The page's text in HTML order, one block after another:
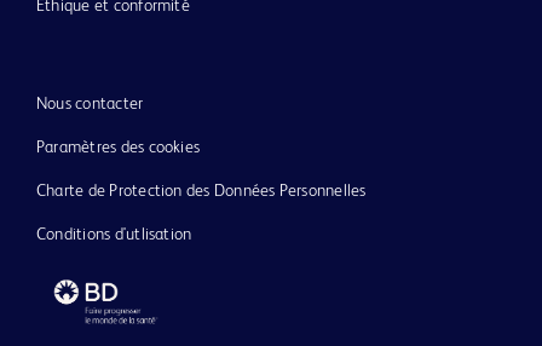
Ethique et conformité
Nous contacter
Paramètres des cookies
Charte de Protection des Données Personnelles
Conditions d'utlisation